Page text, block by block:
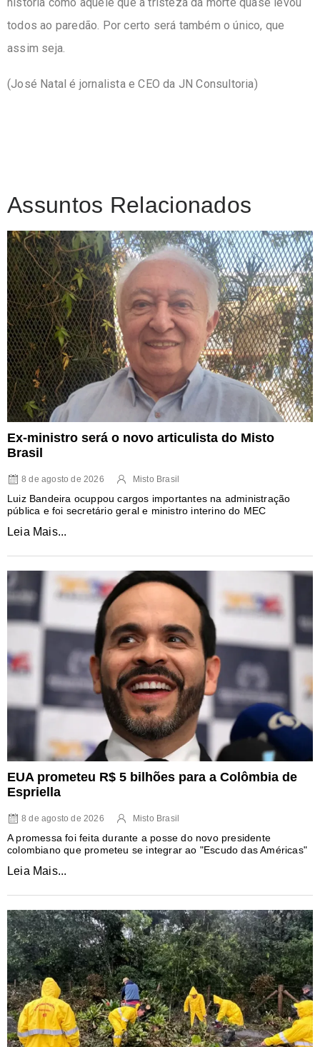
todos ao paredão. Por certo será também o único, que
assim seja.
(José Natal é jornalista e CEO da JN Consultoria)
Assuntos Relacionados
Ex-ministro será o novo articulista do Misto
Brasil
8 de agosto de 2026 Misto Brasil
Luiz Bandeira ocuppou cargos importantes na administração
pública e foi secretário geral e ministro interino do MEC
Leia Mais...
EUA prometeu R$ 5 bilhões para a Colômbia de
Espriella
8 de agosto de 2026 Misto Brasil
A promessa foi feita durante a posse do novo presidente
colombiano que prometeu se integrar ao "Escudo das Américas"
Leia Mais...